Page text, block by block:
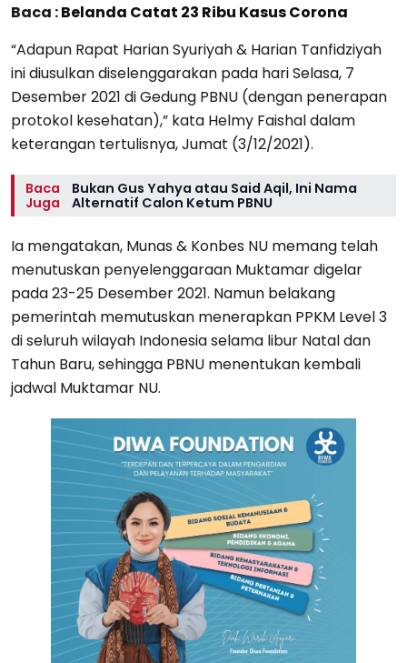
Baca :Belanda Catat 23 Ribu Kasus Corona
“Adapun Rapat Harian Syuriyah & Harian Tanfidziyah
ini diusulkan diselenggarakan pada hari Selasa, 7
Desember 2021 di Gedung PBNU (dengan penerapan
protokol kesehatan),” kata Helmy Faishal dalam
keterangan tertulisnya, Jumat (3/12/2021).
Baca
Juga
Bukan Gus Yahya atau Said Aqil, Ini Nama
Alternatif Calon Ketum PBNU
Ia mengatakan, Munas & Konbes NU memang telah
menutuskan penyelenggaraan Muktamar digelar
pada 23-25 Desember 2021. Namun belakang
pemerintah memutuskan menerapkan PPKM Level 3
di seluruh wilayah Indonesia selama libur Natal dan
Tahun Baru, sehingga PBNU menentukan kembali
jadwal Muktamar NU.